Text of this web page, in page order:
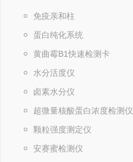
免疫亲和柱
蛋白纯化系统
黄曲霉B1快速检测卡
水分活度仪
卤素水分仪
超微量核酸蛋白浓度检测仪
颗粒强度测定仪
安赛蜜检测仪